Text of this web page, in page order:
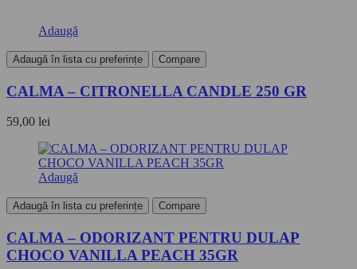
160
G
Adaugă
Adaugă în lista cu preferințe Compare
CALMA – CITRONELLA CANDLE 250 GR
59,00 lei
Adaugă
Adaugă în lista cu preferințe Compare
CALMA – ODORIZANT PENTRU DULAP
CHOCO VANILLA PEACH 35GR